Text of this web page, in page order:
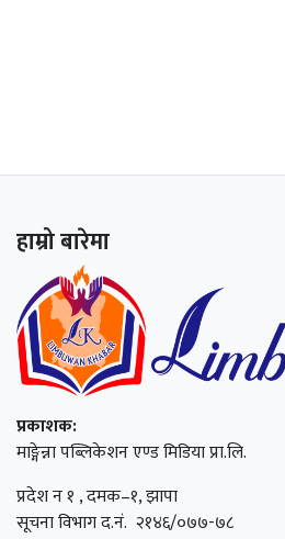
हाम्रो बारेमा
प्रकाशक:
माङ्गेन्ना पब्लिकेशन एण्ड मिडिया प्रा.लि.
प्रदेश न १ , दमक–१, झापा
सूचना विभाग द.नं. २१४६/०७७-७८